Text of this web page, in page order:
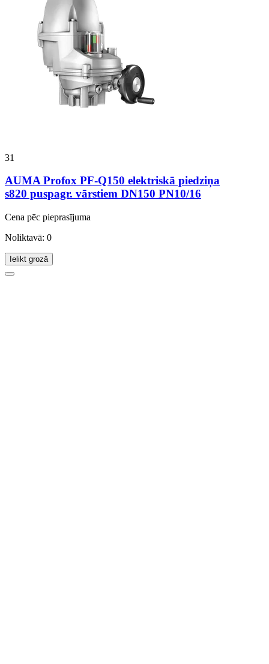
31
AUMA Profox PF-Q150 elektriskā piedziņa
s820 puspagr. vārstiem DN150 PN10/16
Cena pēc pieprasījuma
Noliktavā: 0
Ielikt grozā